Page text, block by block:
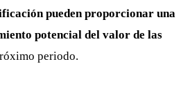
pueden proporcionar una
potencial del valor de las
periodo.